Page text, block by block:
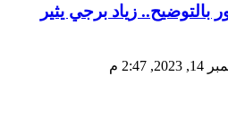
بالتوضيح.. زياد برجي يثير
2:47 م